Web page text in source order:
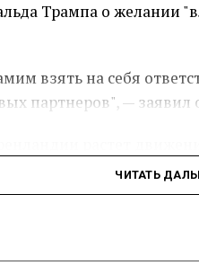
Трампа о желании
взять на себя
партнеров", — заявил
действий
контролю
году получила
ЧИТАТЬ